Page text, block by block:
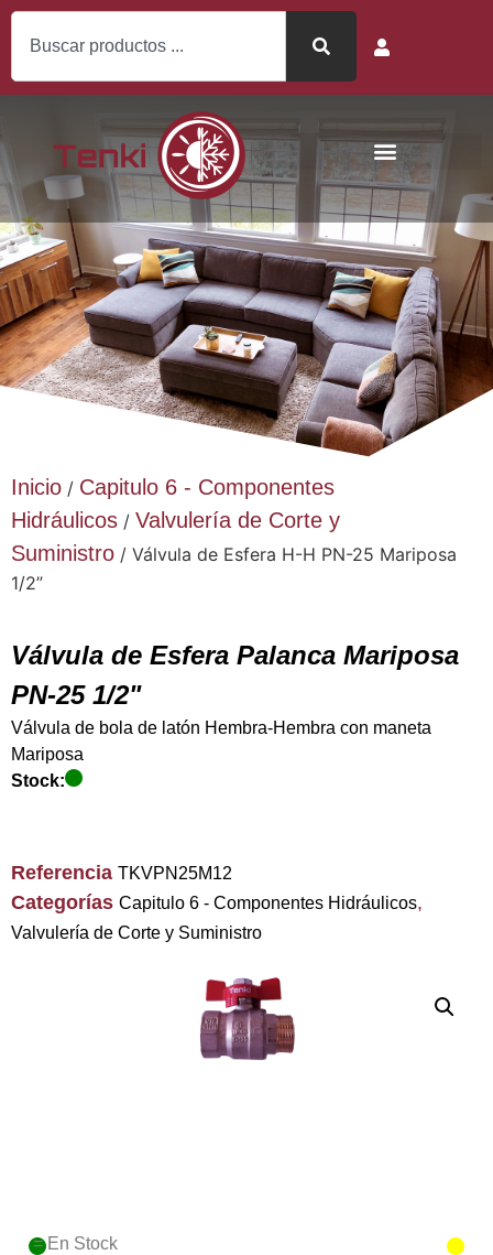
Inicio / Capitulo 6 - Componentes
Hidráulicos / Valvulería de Corte y
Suministro / Válvula de Esfera H-H PN-25 Mariposa
1/2”
Válvula de Esfera Palanca Mariposa
PN-25 1/2"
Válvula de bola de latón Hembra-Hembra con maneta
Mariposa
Stock:
Referencia TKVPN25M12
Categorías Capitulo 6 - Componentes Hidráulicos,
Valvulería de Corte y Suministro
= En Stock